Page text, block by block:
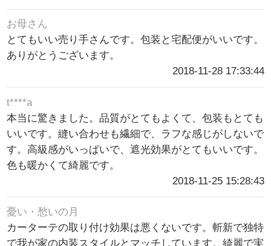
お母さん
とてもいい売り手さんです。包装と宅配便がいいです。
ありがとうございます。
2018-11-28 17:33:44
t****a
本当に驚きました。品質がとてもよくて、包装もとても
いいです。縫い合わせも繊細で、ラフな感じがしないで
す。高級感がいっぱいで、遮光効果がとてもいいです。
色も暖かくて綺麗です。
2018-11-25 15:28:43
憂い・愁いの月
カーターテの取り付け効果は悪くないです。斬新で独特
で我が家の内装スタイルとマッチしています。綺麗で実